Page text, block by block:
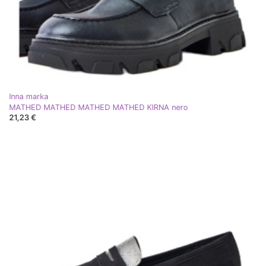
Inna marka
MATHED MATHED MATHED MATHED KIRNA nero
21,23 €